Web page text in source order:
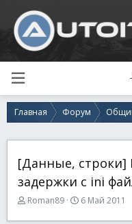
Главная Форум
[Данные, строки]
задержки с ini
А
Roman89
Д
6 Май 2011